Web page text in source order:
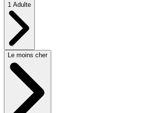
1 Adulte
Le moins cher